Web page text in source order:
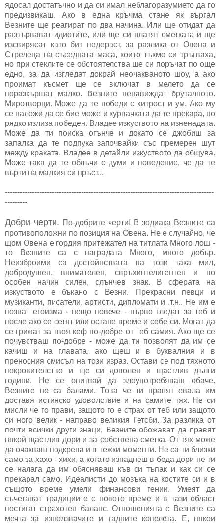
ядосал достатъчно и да си имал неблагоразумието да го
предизвикаш. Ако в една кръчма стане як въргал
Везните ще реагират по два начина. Или ще отидат да
разтървават идиотите, или ще си платят сметката и ще
изсвирясат като бит педераст, за разлика от Овена и
Стрелеца на съседната маса, които тъкмо си тръгваха,
но при стеклите се обстоятелства ще си поръчат по още
едно, за да изгледат докрай неочакваното шоу, а ако
проимат късмет ще се включат в мелето да се
поразкършат малко. Везните ненавиждат бруталното.
Миротворци. Може да те победи с хитрост и ум. Ако му
се наложи да се бие може и курвачката да те прекара, но
рядко излиза победен. Владее изкуството на изненадата.
Може да ти поиска огънче и докато се джобиш за
запалка да те подпука започвайки със премерен шут
между краката. Владее в детайли изкуството да общува.
Може така да те облъчи с думи и поведение, че да те
върти на малкия си пръст...
-------------------------------------------------------------------------------------
---------
Добри черти. По-добрите черти! В зодиака Везните са
противоположни по позиция на Овена. Не е случайно, че
щом Овена е гордия притежател на титлата Много лош -
то Везните са с наградата Много, много добър.
Неизброими са достойнствата на този така мил,
добродушен, внимателен, свръхинтелигентен и по
особен начин силен, слънчев знак. В сферата на
изкуството е бъкано с Везни. Прекрасни певци и
музиканти, писатели, артисти, дипломати и .т.н.. Не им е
познат егоизма - нещо повече - първо гледат за теб и
после ако се сетят или остане време и себе си. Могат да
се грижат за твоя кеф по-добре от теб самия. Ако ще се
почувстваш по-добре - може да ти позволят да им се
качиш и на главата, ако щеш и в буквалния и в
преносния смисъл на този израз. Остави се под тяхното
покровителство и ще си доволен и щастлив дълги
години. Не се опитвай да злоупотребяваш обаче.
Везните не са балами. Това че ти правят евала им
доставя истинско удоволствие и на самите тях. Не си
мисли че го прави, защото го е страх от теб или защото
си ного велик - направо великия Гетсби. За разлика от
почти всички други знаци, Везните обожават да правят
някой щастлив дори и за собствена сметка. От тях може
да очакваш подкрепа и в тежки моменти. Не са ти близки
само за хахо - хихи, а когато изпаднеш в беда дори не ти
се налага да им обясняваш къв си тъпак и как си се
прекарал само. Идеалисти до мозъка на костите си и в
същото време умели финансови гении. Умеят да
съчетават традициите с новото време и в тази област
постигат страхотен баланс. Отношенията с Везните са
мечта за използвачите и гадните копелета. Е, някои